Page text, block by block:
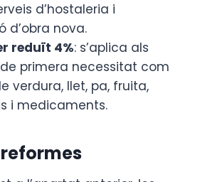
d’hostaleria i
d’obra nova.
reduït 4%: s’aplica als
primera necessitat com
verdura, llet, pa, fruita,
i medicaments.
reformes